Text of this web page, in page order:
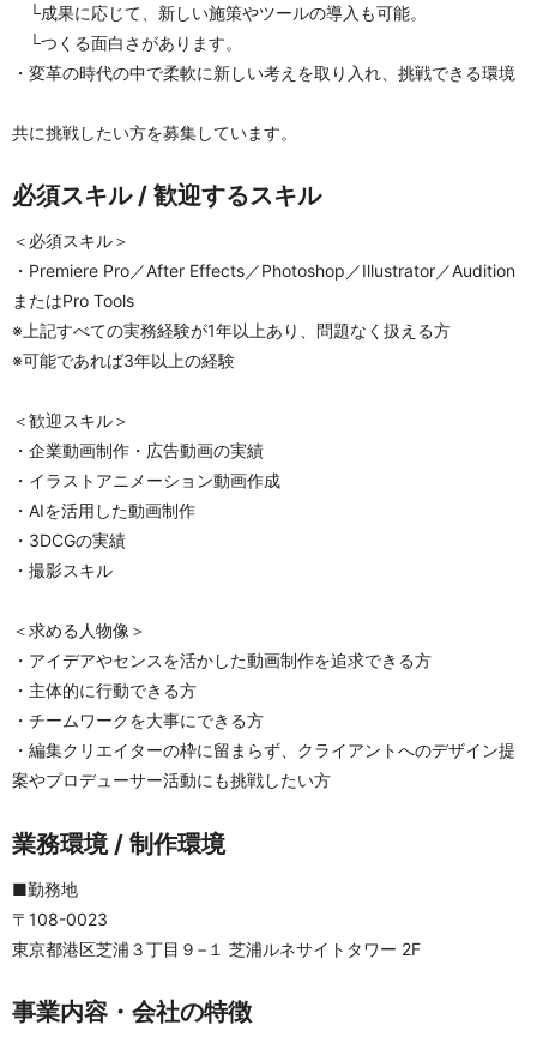
└成果に応じて、新しい施策やツールの導入も可能。
└つくる面白さがあります。
・変革の時代の中で柔軟に新しい考えを取り入れ、挑戦できる環境
共に挑戦したい方を募集しています。
必須スキル / 歓迎するスキル
＜必須スキル＞
・Premiere Pro／After Effects／Photoshop／Illustrator／Audition
またはPro Tools
※上記すべての実務経験が1年以上あり、問題なく扱える方
※可能であれば3年以上の経験
＜歓迎スキル＞
・企業動画制作・広告動画の実績
・イラストアニメーション動画作成
・AIを活用した動画制作
️・3DCGの実績
・撮影スキル
＜求める人物像＞
・アイデアやセンスを活かした動画制作を追求できる方
・主体的に行動できる方
・チームワークを大事にできる方
・編集クリエイターの枠に留まらず、クライアントへのデザイン提
案やプロデューサー活動にも挑戦したい方
業務環境 / 制作環境
〒108-0023
東京都港区芝浦３丁目９−１ 芝浦ルネサイトタワー 2F
事業内容・会社の特徴